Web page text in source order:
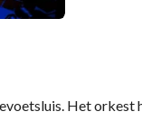
Het